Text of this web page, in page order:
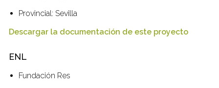
Provincial: Sevilla
Descargar la documentación de este proyecto
ENL
Fundación Res